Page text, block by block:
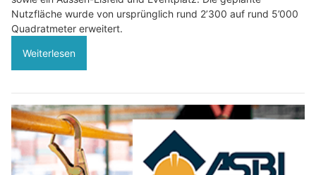
Nutzfläche wurde von ursprünglich rund 2’300 auf rund 5’000
Quadratmeter erweitert.
Weiterlesen